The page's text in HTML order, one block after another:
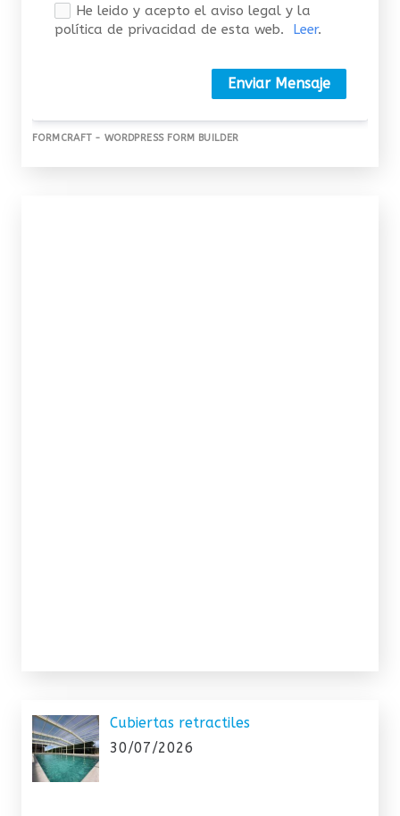
He leido y acepto el aviso legal y la
política de privacidad de esta web.
Leer.
Enviar Mensaje
FORMCRAFT - WORDPRESS FORM BUILDER
Cubiertas retractiles
30/07/2026